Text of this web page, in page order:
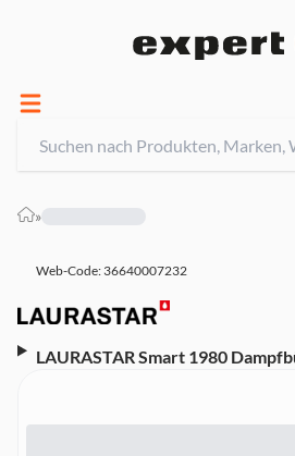
»
Web-Code: 36640007232
LAURASTAR Smart 1980
Abschaltung, Bluetooth-App)